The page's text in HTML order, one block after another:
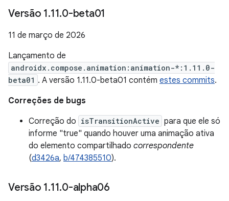
Versão 1.11.0-beta01
11 de março de 2026
Lançamento de
androidx.compose.animation:animation-*:1.11.0-
beta01 . A versão 1.11.0-beta01 contém estes commits.
Correções de bugs
Correção do isTransitionActive para que ele só
informe "true" quando houver uma animação ativa
do elemento compartilhado correspondente
(d3426a, b/474385510).
Versão 1.11.0-alpha06